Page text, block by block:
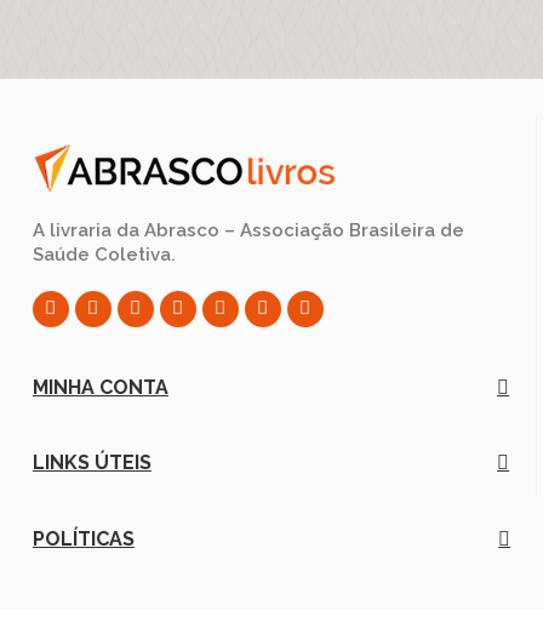
A livraria da Abrasco – Associação Brasileira de
Saúde Coletiva.
MINHA CONTA
LINKS ÚTEIS
POLÍTICAS